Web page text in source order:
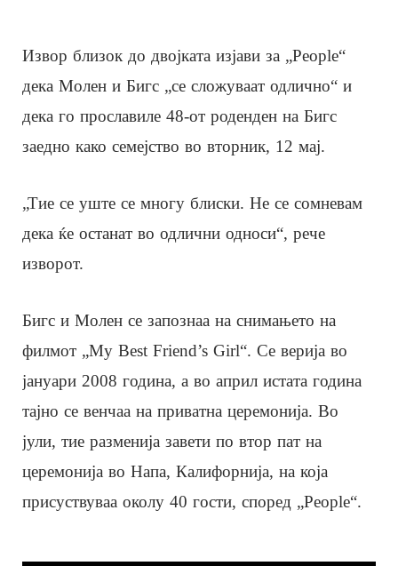
Извор близок до двојката изјави за „People“
дека Молен и Бигс „се сложуваат одлично“ и
дека го прославиле 48-от роденден на Бигс
заедно како семејство во вторник, 12 мај.
„Тие се уште се многу блиски. Не се сомневам
дека ќе останат во одлични односи“, рече
изворот.
Бигс и Молен се запознаа на снимањето на
филмот „My Best Friend’s Girl“. Се верија во
јануари 2008 година, а во април истата година
тајно се венчаа на приватна церемонија. Во
јули, тие разменија завети по втор пат на
церемонија во Напа, Калифорнија, на која
присуствуваа околу 40 гости, според „People“.